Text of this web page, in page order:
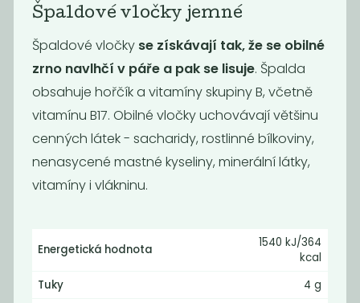
99Kč/ Kg 139Kč
vločky světlé
90Kč
Žitné vločky
Špaldové vločky jemné
Špaldové vločky se získávají tak, že se obilné
zrno navlhčí v páře a pak se lisuje. Špalda
obsahuje hořčík a vitamíny skupiny B, včetně
vitamínu B17. Obilné vločky uchovávají většinu
cenných látek - sacharidy, rostlinné bílkoviny,
nenasycené mastné kyseliny, minerální látky,
vitamíny i vlákninu.
Energetická hodnota
1540 kJ/364
kcal
Tuky
4 g